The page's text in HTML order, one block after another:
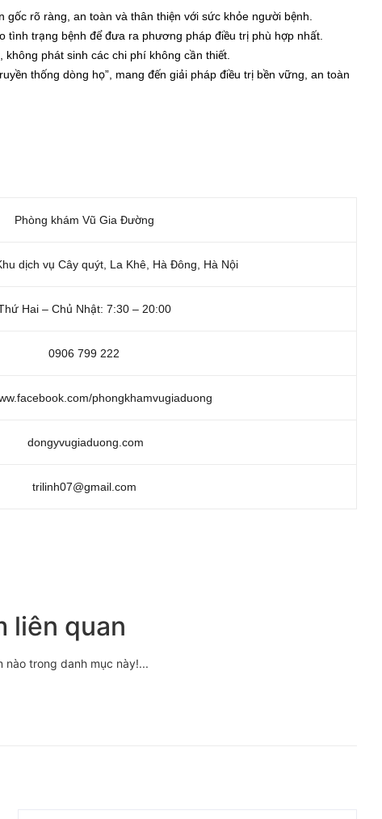
gốc rõ ràng, an toàn và thân thiện với sức khỏe người bệnh.
trạng bệnh để đưa ra phương pháp điều trị phù hợp nhất.
phát sinh các chi phí không cần thiết.
thống dòng họ”, mang đến giải pháp điều trị bền vững, an toàn
Phòng khám Vũ Gia Đường
dịch vụ Cây quýt, La Khê, Hà Đông, Hà Nội
Hai – Chủ Nhật: 7:30 – 20:00
0906 799 222
phongkhamvugiaduong
dongyvugiaduong.com
trilinh07@gmail.com
liên quan
nào trong danh mục này!...